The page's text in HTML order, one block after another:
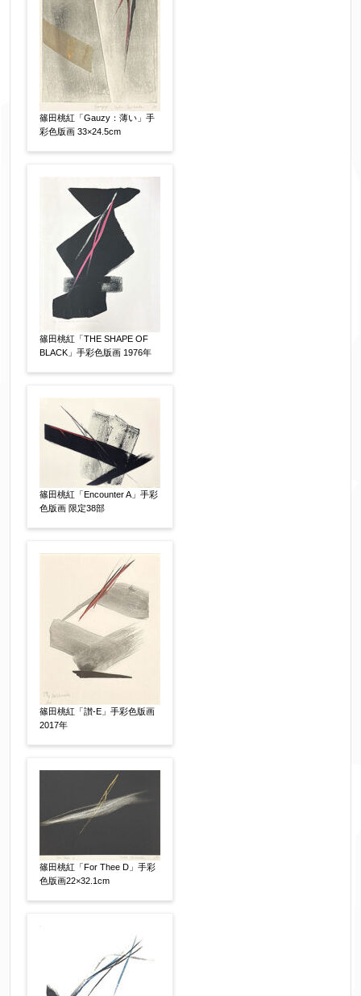
作品の画題 【任意】
作品の技法
【任意】
日本画
油彩画
素描
立体
その他
絵の画面サイズ 【任意】
体裁 【任意】
額装
その他
サイン等の有無 【任意】
鑑定証書付
その他
限定番号 【任意】
【任意】
売却希望時期 【任意】
すぐに売りたい
その他
他社様の査定価格
査定額：
※他社様からご提示された査定額がございました
作品コンディション
篠田桃紅「Gauzy：薄い」手
彩色版画 33×24.5cm
篠田桃紅「THE SHAPE OF
BLACK」手彩色版画 1976年
篠田桃紅「Encounter A」手彩
色版画 限定38部
篠田桃紅「讃-E」手彩色版画
2017年
篠田桃紅「For Thee D」手彩
色版画22×32.1cm